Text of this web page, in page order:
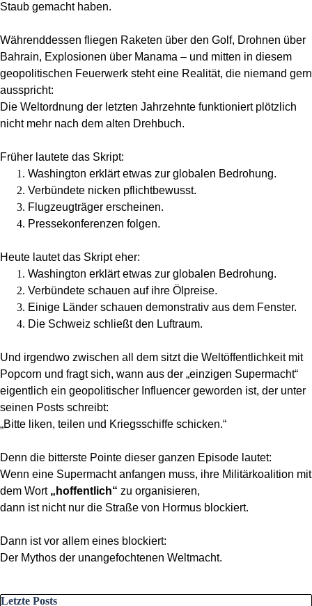
Staub gemacht haben.
Währenddessen fliegen Raketen über den Golf, Drohnen über
Bahrain, Explosionen über Manama – und mitten in diesem
geopolitischen Feuerwerk steht eine Realität, die niemand gern
ausspricht:
Die Weltordnung der letzten Jahrzehnte funktioniert plötzlich
nicht mehr nach dem alten Drehbuch.
Früher lautete das Skript:
Washington erklärt etwas zur globalen Bedrohung.
Verbündete nicken pflichtbewusst.
Flugzeugträger erscheinen.
Pressekonferenzen folgen.
Heute lautet das Skript eher:
Washington erklärt etwas zur globalen Bedrohung.
Verbündete schauen auf ihre Ölpreise.
Einige Länder schauen demonstrativ aus dem Fenster.
Die Schweiz schließt den Luftraum.
Und irgendwo zwischen all dem sitzt die Weltöffentlichkeit mit
Popcorn und fragt sich, wann aus der „einzigen Supermacht“
eigentlich ein geopolitischer Influencer geworden ist, der unter
seinen Posts schreibt:
„Bitte liken, teilen und Kriegsschiffe schicken.“
Denn die bitterste Pointe dieser ganzen Episode lautet:
Wenn eine Supermacht anfangen muss, ihre Militärkoalition mit
dem Wort „hoffentlich“ zu organisieren,
dann ist nicht nur die Straße von Hormus blockiert.
Dann ist vor allem eines blockiert:
Der Mythos der unangefochtenen Weltmacht.
Block überspringen Letzte Posts
Letzte Posts